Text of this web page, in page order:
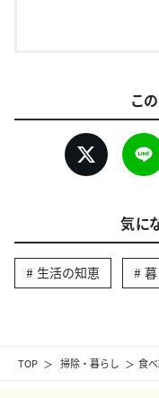
TOP 掃除・暮らし 食
こ
気に
生活の知恵